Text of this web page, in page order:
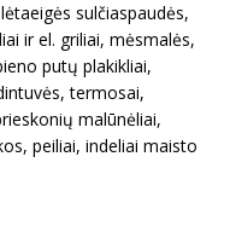
sulčiaspaudės,
ir el. griliai, mėsmalės,
putų plakikliai,
termosai,
malūnėliai,
peiliai, indeliai maisto